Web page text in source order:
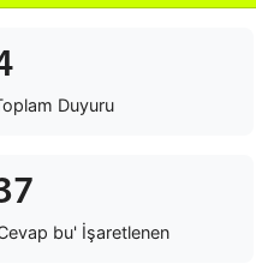
Duyuru
bu' İşaretlenen